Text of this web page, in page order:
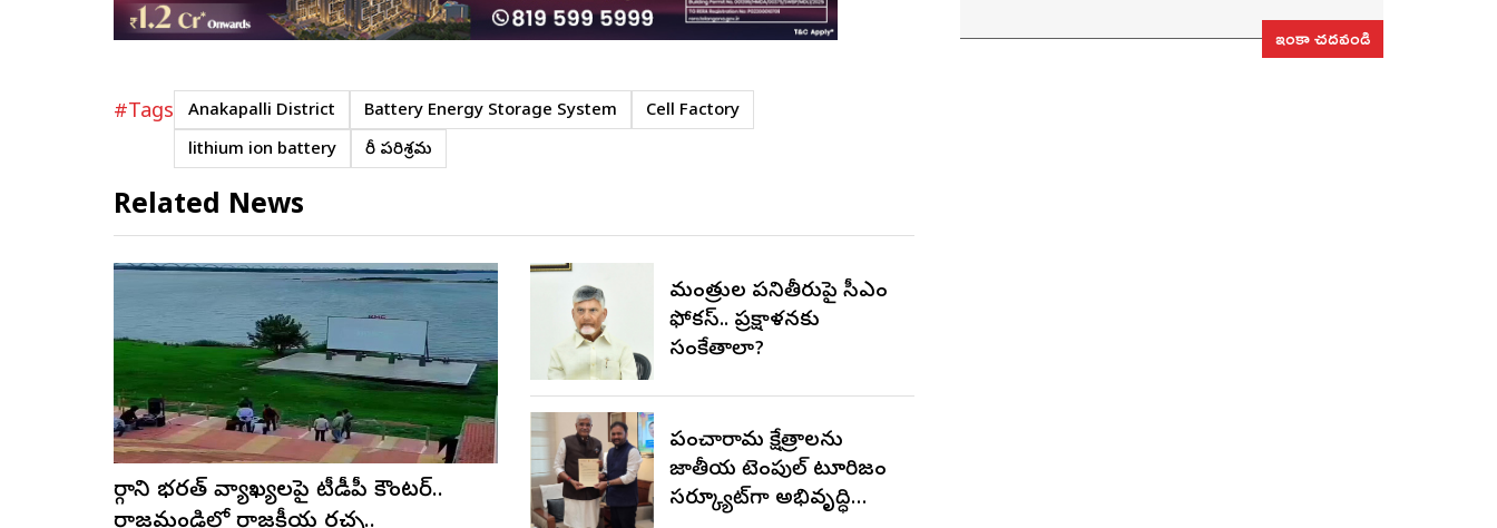
#Tags Anakapalli District Battery Energy Storage System
Cell Factory
lithium ion battery
భారీ పరిశ్రమ
Related News
మార్గాని భరత్ వ్యాఖ్యలపై టీడీపీ కౌంటర్..
మంత్రుల పనితీరుపై సీఎం
ఫోకస్.. ప్రక్షాళనకు
సంకేతాలా?
పంచారామ క్షేత్రాలను
జాతీయ టెంపుల్ టూరిజం
సర్క్యూట్‌గా అభివృద్ధి
ఇంకా చదవండి